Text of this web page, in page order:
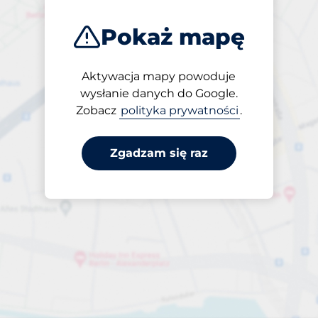
Pokaż mapę
Aktywacja mapy powoduje
wysłanie danych do Google.
Zobacz polityka prywatności .
Zgadzam się raz
Otwarte
24/7